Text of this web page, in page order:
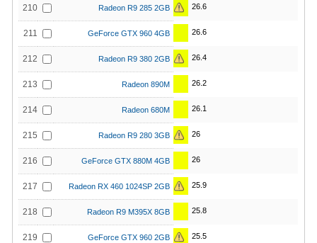
210 Radeon R9 285 2GB 26.6
211 GeForce GTX 960 4GB 26.6
212 Radeon R9 380 2GB 26.4
213 Radeon 890M 26.2
214 Radeon 680M 26.1
215 Radeon R9 280 3GB 26
216 GeForce GTX 880M 4GB 26
217 Radeon RX 460 1024SP 2GB 25.9
218 Radeon R9 M395X 8GB 25.8
219 GeForce GTX 960 2GB 25.5